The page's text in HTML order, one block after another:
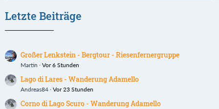
Letzte Beiträge
Großer Lenkstein - Bergtour - Riesenfernergruppe
Martin Vor 6 Stunden
Lago di Lares - Wanderung Adamello
Andreas84 Vor 23 Stunden
Corno di Lago Scuro - Wanderung Adamello